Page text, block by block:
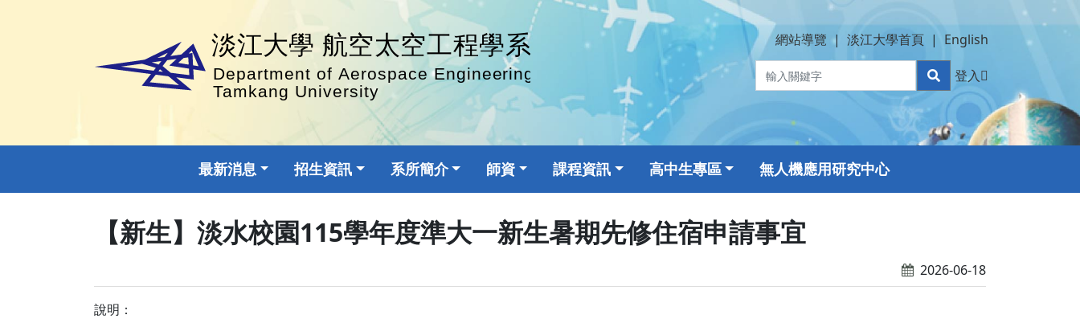
網站導覽 | 淡江大學首頁 | English
登入
最新消息 招生資訊 系所簡介 師資 課程資訊 高中生專區 無人機應用研究中心
【新生】淡水校園115學年度準大一新生暑期先修住宿申請事宜
2026-06-18
說明：